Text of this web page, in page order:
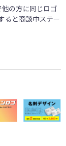
の方に同じロゴ
ると商談中ステー